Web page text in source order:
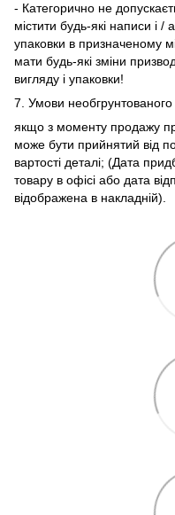
- Категорично не
містити будь-які написи і
упаковки в призначеному
мати будь-які зміни
вигляду і упаковки!
7. Умови
якщо з моменту продажу
може бути прийнятий від
вартості деталі; (Дата
товару в офісі або дата
відображена в накладній).